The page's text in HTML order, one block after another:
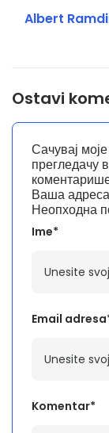
Albert
Ostavi
Ваша
Неопходна
Komentar*
Ime*
Email
Сачувај
прегледачу